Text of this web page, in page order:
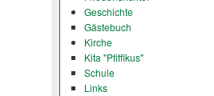
Geschichte
Gästebuch
Kirche
Kita "Pfiffikus"
Schule
Links